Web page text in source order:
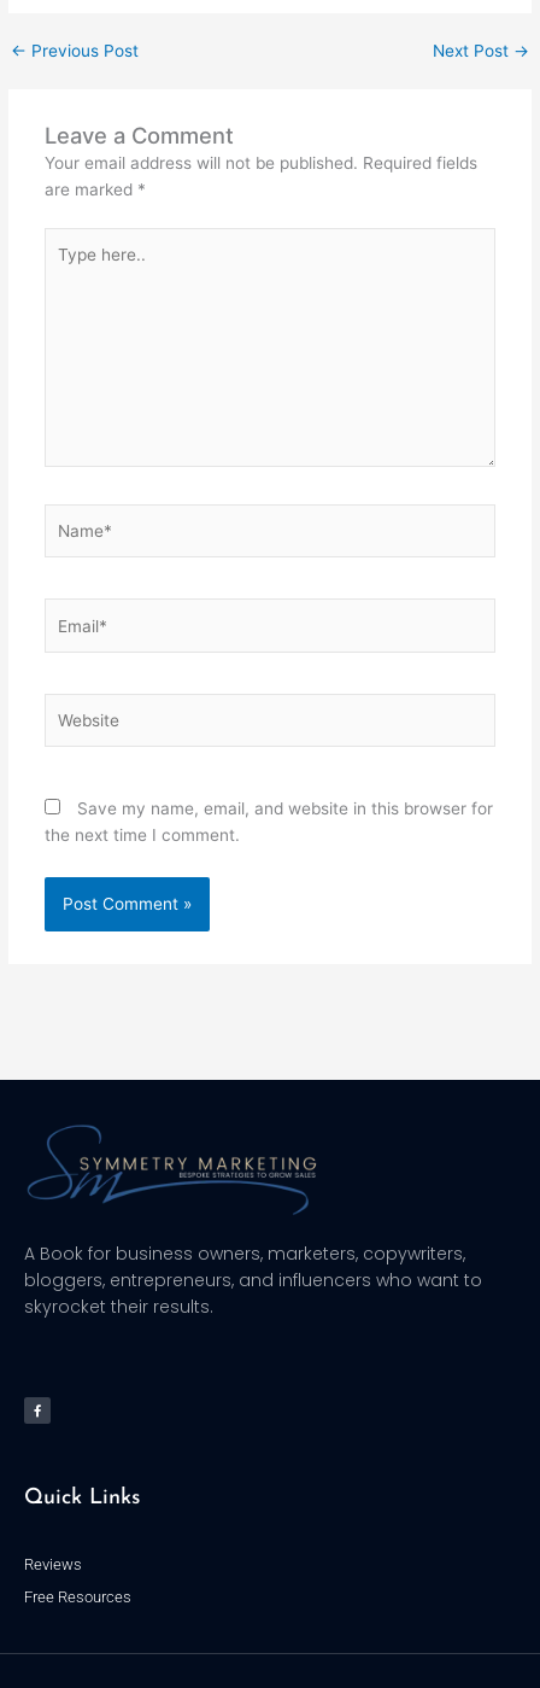
← Previous Post Next Post →
Leave a Comment
Your email address will not be published. Required fields
are marked *
here..
Save my name, email, and website in this browser for
the next time I comment.
A Book for business owners, marketers, copywriters,
bloggers, entrepreneurs, and influencers who want to
skyrocket their results.
c
e
b
f
Quick Links
Reviews
Free Resources